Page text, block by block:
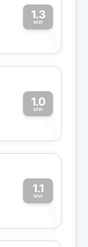
1.3
MW
1
1.0
MW
1
1.1
MW
1